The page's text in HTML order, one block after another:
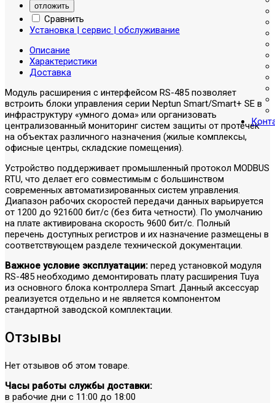
отложить
Сравнить
Установка | сервис | обслуживание
Описание
Характеристики
Доставка
Модуль расширения с интерфейсом RS-485 позволяет
встроить блоки управления серии Neptun Smart/Smart+ SE в
инфраструктуру «умного дома» или организовать
централизованный мониторинг систем защиты от протечек
на объектах различного назначения (жилые комплексы,
офисные центры, складские помещения).
Устройство поддерживает промышленный протокол MODBUS
RTU, что делает его совместимым с большинством
современных автоматизированных систем управления.
Диапазон рабочих скоростей передачи данных варьируется
от 1200 до 921600 бит/с (без бита четности). По умолчанию
на плате активирована скорость 9600 бит/с. Полный
перечень доступных регистров и их назначение размещены в
соответствующем разделе технической документации.
Важное условие эксплуатации: перед установкой модуля
RS-485 необходимо демонтировать плату расширения Tuya
из основного блока контроллера Smart. Данный аксессуар
реализуется отдельно и не является компонентом
стандартной заводской комплектации.
Отзывы
Нет отзывов об этом товаре.
Часы работы службы доставки:
в рабочие дни с 11:00 до 18:00